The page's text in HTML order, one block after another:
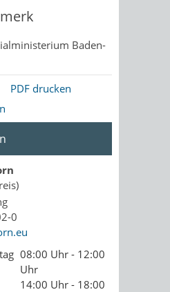
Baden-
PDF drucken
0
08:00 Uhr - 12:00
Uhr
14:00 Uhr - 18:00